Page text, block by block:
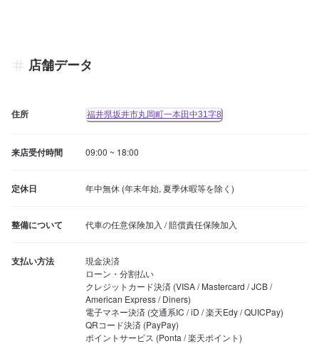
店舗データ
住所 福井県坂井市丸岡町一本田中31字8
来店受付時間 09:00 ~ 18:00
定休日 年中無休 (年末年始, 夏季休暇等を除く)
整備について 代車の任意保険加入 / 賠償責任保険加入
支払い方法
現金決済
ローン・分割払い
クレジットカード決済 (VISA / Mastercard / JCB /
American Express / Diners)
電子マネー決済 (交通系IC / iD / 楽天Edy / QUICPay)
QRコード決済 (PayPay)
ポイントサービス (Ponta / 楽天ポイント)